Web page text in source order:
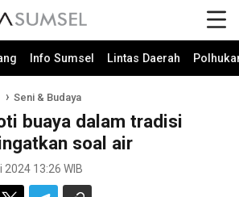
Info Sumsel Lintas Daerah
Seni & Budaya
buaya dalam tradisi
soal air
2024 13:26 WIB